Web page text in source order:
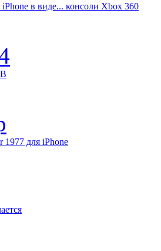
в виде... консоли Xbox 360
1977 для iPhone